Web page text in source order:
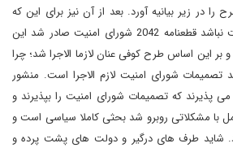
را در زیر بیانیه آورد. بعد از آن نیز برای این که
بحثی در تایید شورای امنیت نباشد قطعنامه 2042 شورای امنیت صادر شد این
این اساس طرح کوفی عنان لازما الاجرا شد؛ چرا
شورای امنیت لازم الاجرا است. منشور
پذیرند که تصمیمات شورای امنیت را بپذیرند و
با مشکلاتی روبرو شد بحثی کاملا سیاسی است و
شاید طرف های درگیر و دولت های پشت پرده و